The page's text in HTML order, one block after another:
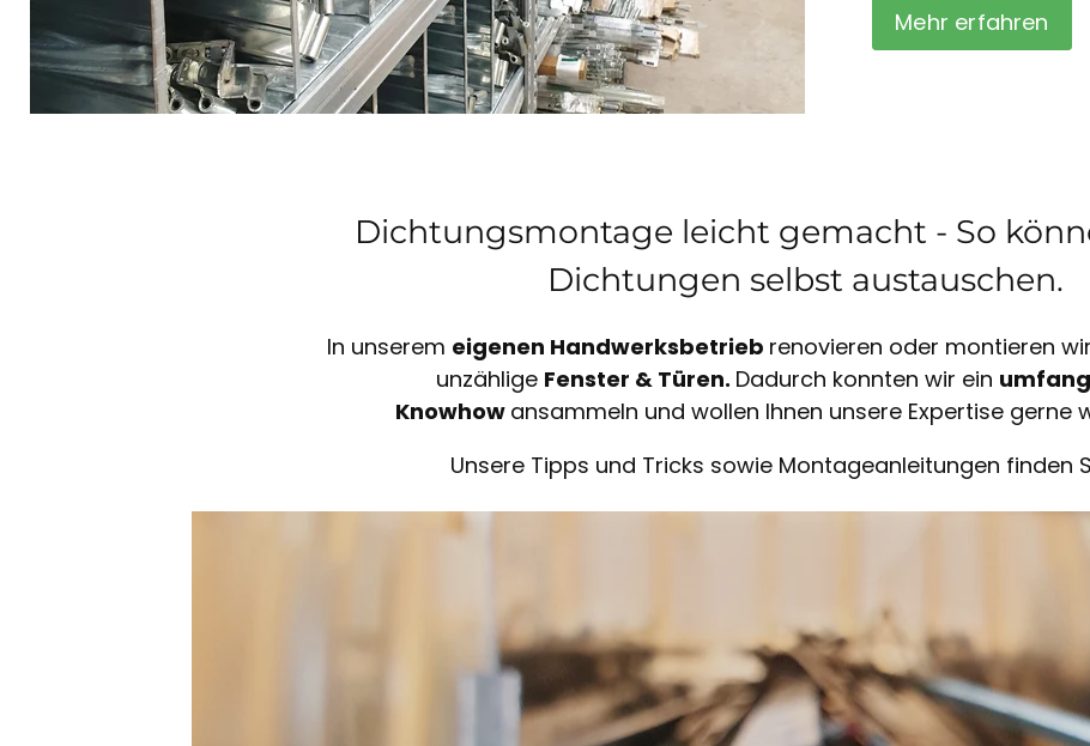
Mehr erfahren
Dichtungsmontage leicht gemacht - So
Dichtungen selbst austauschen.
In unserem eigenen Handwerksbetrieb renovieren oder montieren
unzählige Fenster & Türen. Dadurch konnten wir ein
Knowhow ansammeln und wollen Ihnen unsere Expertise gerne
Unsere Tipps und Tricks sowie Montageanleitungen finden